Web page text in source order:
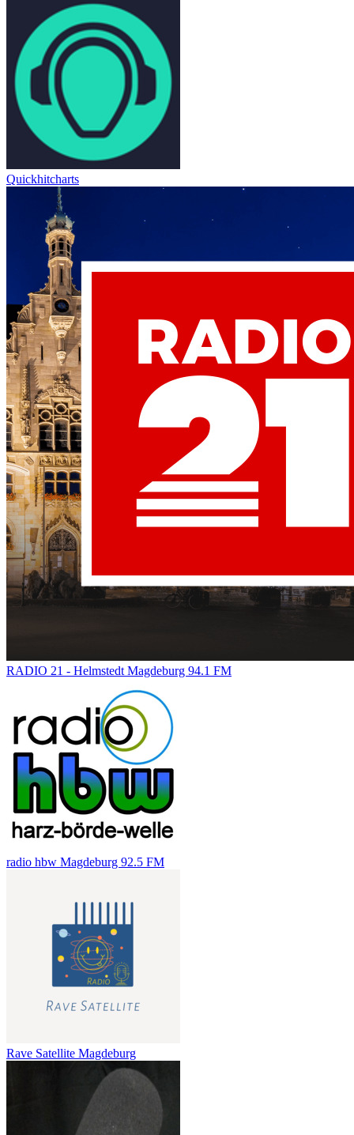
Quickhitcharts
RADIO 21 - Helmstedt Magdeburg 94.1 FM
radio hbw Magdeburg 92.5 FM
Rave Satellite Magdeburg